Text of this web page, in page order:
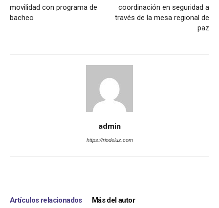
movilidad con programa de
bacheo
coordinación en seguridad a
través de la mesa regional de
paz
admin
https://riodeluz.com
Artículos relacionados Más del autor